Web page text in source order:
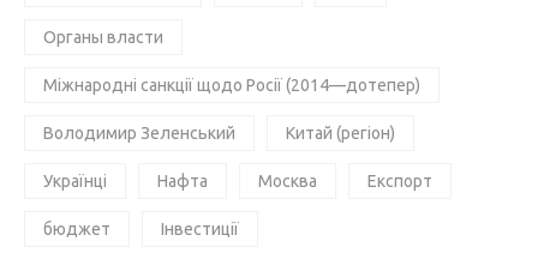
Органы власти
Міжнародні санкції щодо Росії (2014—дотепер)
Володимир Зеленський Китай (регіон)
Українці Нафта Москва Експорт
бюджет Інвестиції